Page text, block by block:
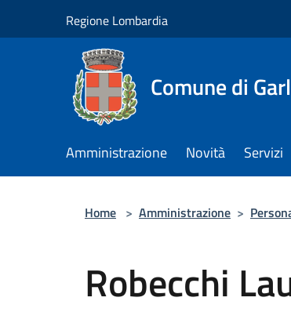
Regione Lombardia
Comune di
Amministrazione Novità Servizi
Home > Amministrazione >
Robecchi